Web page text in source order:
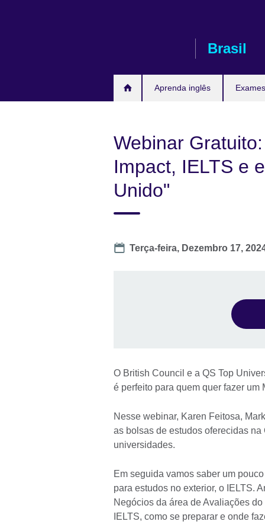
Brasil
Aprenda inglês
Webinar
Impact, IELTS e
Unido"
Date
Terça-feira, Dezembro 17,
O British Council e a QS Top
é perfeito para quem quer fazer um
Nesse webinar, Karen Feitosa,
as bolsas de estudos oferecidas
universidades.
Em seguida vamos saber um
para estudos no exterior, o IELTS.
Negócios da área de Avaliações
IELTS, como se preparar e onde